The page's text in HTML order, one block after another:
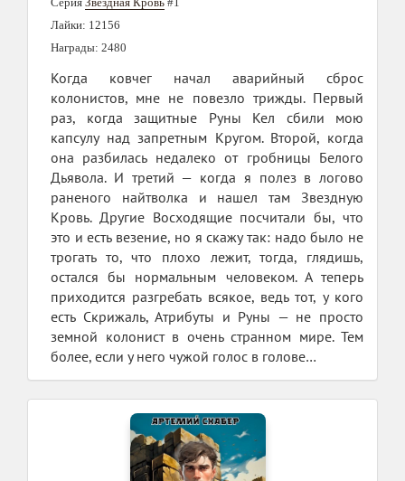
Лайки: 12156
Награды: 2480
Когда ковчег начал аварийный сброс
колонистов, мне не повезло трижды. Первый
раз, когда защитные Руны Кел сбили мою
капсулу над запретным Кругом. Второй, когда
она разбилась недалеко от гробницы Белого
Дьявола. И третий — когда я полез в логово
раненого найтволка и нашел там Звездную
Кровь. Другие Восходящие посчитали бы, что
это и есть везение, но я скажу так: надо было не
трогать то, что плохо лежит, тогда, глядишь,
остался бы нормальным человеком. А теперь
приходится разгребать всякое, ведь тот, у кого
есть Скрижаль, Атрибуты и Руны — не просто
земной колонист в очень странном мире. Тем
более, если у него чужой голос в голове…